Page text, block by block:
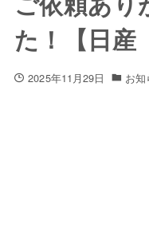
た！【日産
2025年11月29日 お